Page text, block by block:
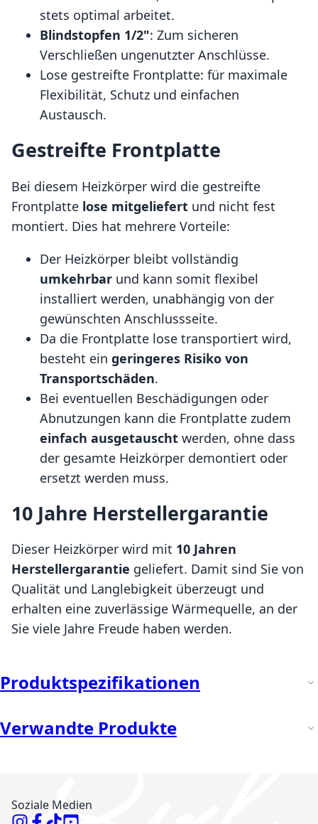
stets optimal arbeitet.
Blindstopfen 1/2": Zum sicheren
Verschließen ungenutzter Anschlüsse.
Lose gestreifte Frontplatte: für maximale
Flexibilität, Schutz und einfachen
Austausch.
Gestreifte Frontplatte
Bei diesem Heizkörper wird die gestreifte
Frontplatte lose mitgeliefert und nicht fest
montiert. Dies hat mehrere Vorteile:
Der Heizkörper bleibt vollständig
umkehrbar und kann somit flexibel
installiert werden, unabhängig von der
gewünschten Anschlussseite.
Da die Frontplatte lose transportiert wird,
besteht ein geringeres Risiko von
Transportschäden.
Bei eventuellen Beschädigungen oder
Abnutzungen kann die Frontplatte zudem
einfach ausgetauscht werden, ohne dass
der gesamte Heizkörper demontiert oder
ersetzt werden muss.
10 Jahre Herstellergarantie
Dieser Heizkörper wird mit 10 Jahren
Herstellergarantie geliefert. Damit sind Sie von
Qualität und Langlebigkeit überzeugt und
erhalten eine zuverlässige Wärmequelle, an der
Sie viele Jahre Freude haben werden.
Produktspezifikationen
Verwandte Produkte
Soziale Medien